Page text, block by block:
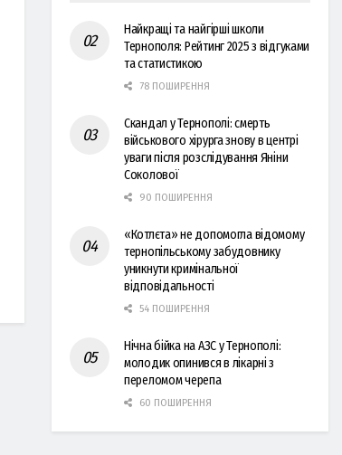
Найкращі та найгірші школи
Тернополя: Рейтинг 2025 з відгуками
та статистикою
78 ПОШИРЕННЯ
Скандал у Тернополі: смерть
військового хірурга знову в центрі
уваги після розслідування Яніни
Соколової
90 ПОШИРЕННЯ
«Котлєта» не допомогла відомому
тернопільському забудовнику
уникнути кримінальної
відповідальності
54 ПОШИРЕННЯ
Нічна бійка на АЗС у Тернополі:
молодик опинився в лікарні з
переломом черепа
60 ПОШИРЕННЯ